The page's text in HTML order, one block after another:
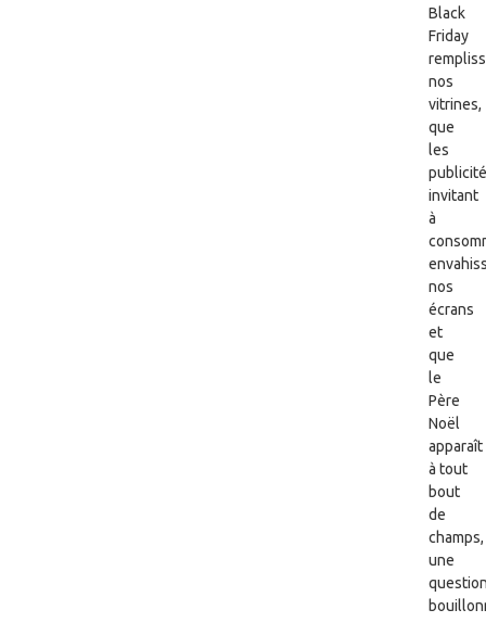
Black
Friday
nos
vitrines,
que
les
invitant
à
nos
écrans
et
que
le
Père
Noël
apparaît
à tout
bout
de
champs,
une